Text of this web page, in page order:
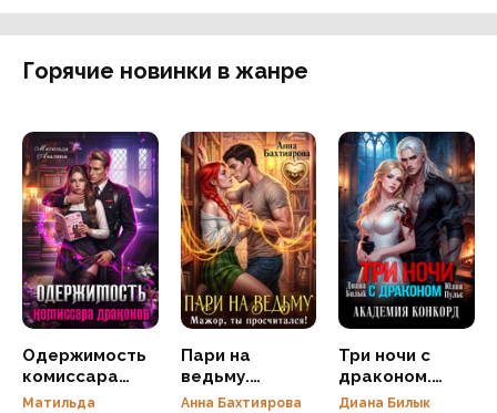
Горячие новинки в жанре
Одержимость
комиссара
драконов
Матильда
Пари на
ведьму.
Мажор, ты
Анна Бахтиярова
Три ночи с
драконом.
Академия
Диана Билык